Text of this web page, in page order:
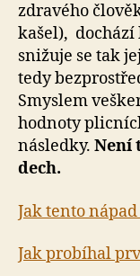
zdravého
kašel),
snižuje se tak
tedy
Smyslem
hodnoty
následky. Není
dech.
Jak tento
Jak probíhal